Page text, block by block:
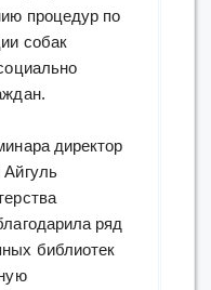
процедур по
собак
директор
Айгуль
ряд
библиотек